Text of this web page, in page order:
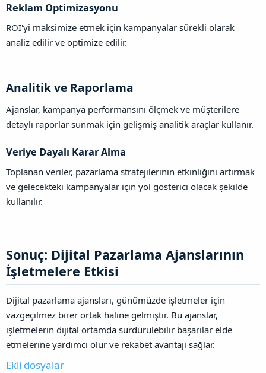
Reklam Optimizasyonu​
ROI'yi maksimize etmek için kampanyalar sürekli olarak
analiz edilir ve optimize edilir.
Analitik ve Raporlama​
Ajanslar, kampanya performansını ölçmek ve müşterilere
detaylı raporlar sunmak için gelişmiş analitik araçlar kullanır.
Veriye Dayalı Karar Alma​
Toplanan veriler, pazarlama stratejilerinin etkinliğini artırmak
ve gelecekteki kampanyalar için yol gösterici olacak şekilde
kullanılır.
Sonuç: Dijital Pazarlama Ajanslarının
İşletmelere Etkisi​
Dijital pazarlama ajansları, günümüzde işletmeler için
vazgeçilmez birer ortak haline gelmiştir. Bu ajanslar,
işletmelerin dijital ortamda sürdürülebilir başarılar elde
etmelerine yardımcı olur ve rekabet avantajı sağlar.
Ekli dosyalar